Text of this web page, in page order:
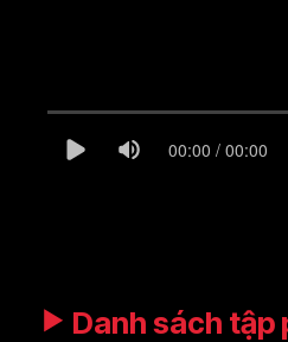
00:00 / 00:00
Danh sách tập